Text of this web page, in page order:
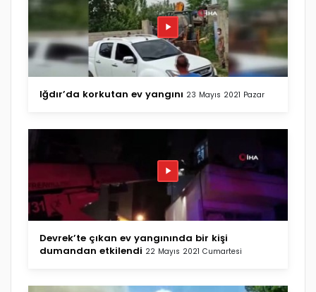
Iğdır’da korkutan ev yangını 23 Mayıs 2021 Pazar
Devrek’te çıkan ev yangınında bir kişi
dumandan etkilendi 22 Mayıs 2021 Cumartesi